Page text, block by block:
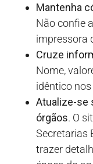
Mantenha
Não confie
impressora
Cruze
Nome,
idêntico
Atualize-se
órgãos. O
Secretarias
trazer